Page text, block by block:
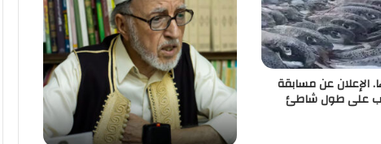
الإعلان عن مسابقة
على طول شاطئ